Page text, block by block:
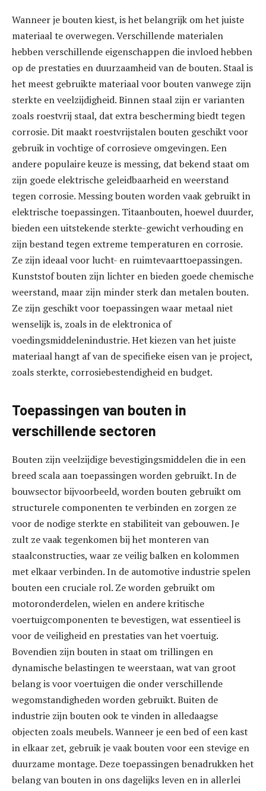
Wanneer je bouten kiest, is het belangrijk om het juiste
materiaal te overwegen. Verschillende materialen
hebben verschillende eigenschappen die invloed hebben
op de prestaties en duurzaamheid van de bouten. Staal is
het meest gebruikte materiaal voor bouten vanwege zijn
sterkte en veelzijdigheid. Binnen staal zijn er varianten
zoals roestvrij staal, dat extra bescherming biedt tegen
corrosie. Dit maakt roestvrijstalen bouten geschikt voor
gebruik in vochtige of corrosieve omgevingen. Een
andere populaire keuze is messing, dat bekend staat om
zijn goede elektrische geleidbaarheid en weerstand
tegen corrosie. Messing bouten worden vaak gebruikt in
elektrische toepassingen. Titaanbouten, hoewel duurder,
bieden een uitstekende sterkte-gewicht verhouding en
zijn bestand tegen extreme temperaturen en corrosie.
Ze zijn ideaal voor lucht- en ruimtevaarttoepassingen.
Kunststof bouten zijn lichter en bieden goede chemische
weerstand, maar zijn minder sterk dan metalen bouten.
Ze zijn geschikt voor toepassingen waar metaal niet
wenselijk is, zoals in de elektronica of
voedingsmiddelenindustrie. Het kiezen van het juiste
materiaal hangt af van de specifieke eisen van je project,
zoals sterkte, corrosiebestendigheid en budget.
Toepassingen van bouten in
verschillende sectoren
Bouten zijn veelzijdige bevestigingsmiddelen die in een
breed scala aan toepassingen worden gebruikt. In de
bouwsector bijvoorbeeld, worden bouten gebruikt om
structurele componenten te verbinden en zorgen ze
voor de nodige sterkte en stabiliteit van gebouwen. Je
zult ze vaak tegenkomen bij het monteren van
staalconstructies, waar ze veilig balken en kolommen
met elkaar verbinden. In de automotive industrie spelen
bouten een cruciale rol. Ze worden gebruikt om
motoronderdelen, wielen en andere kritische
voertuigcomponenten te bevestigen, wat essentieel is
voor de veiligheid en prestaties van het voertuig.
Bovendien zijn bouten in staat om trillingen en
dynamische belastingen te weerstaan, wat van groot
belang is voor voertuigen die onder verschillende
wegomstandigheden worden gebruikt. Buiten de
industrie zijn bouten ook te vinden in alledaagse
objecten zoals meubels. Wanneer je een bed of een kast
in elkaar zet, gebruik je vaak bouten voor een stevige en
duurzame montage. Deze toepassingen benadrukken het
belang van bouten in ons dagelijks leven en in allerlei